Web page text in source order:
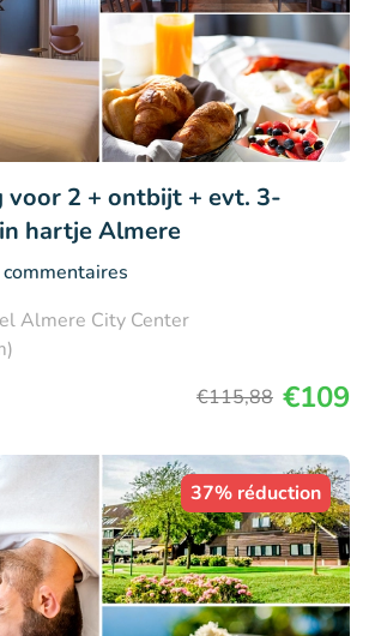
voor 2 + ontbijt + evt. 3-
hartje Almere
Almere City Center
€115,88 €109
37% réduction